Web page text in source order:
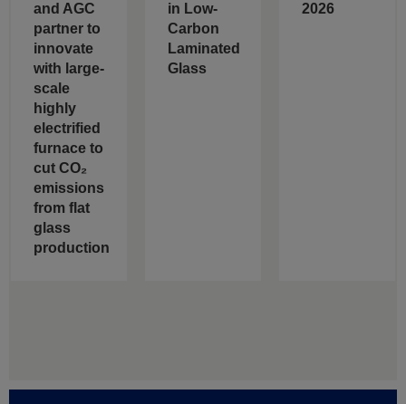
and AGC
partner to
innovate
with large-
scale
highly
electrified
furnace to
cut CO₂
emissions
from flat
glass
production
in Low-
Carbon
Laminated
Glass
2026